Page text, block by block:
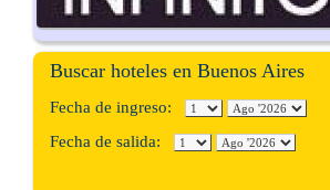
Buscar hoteles en Buenos Aires
Fecha de ingreso:
Fecha de salida: